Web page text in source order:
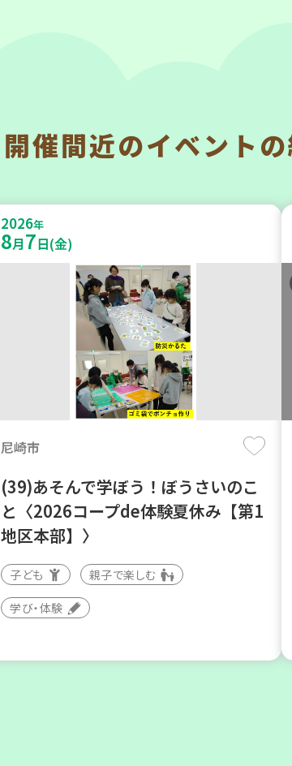
神戸市東灘区
【第3地区本部】住み慣れた地域で
暮らしたい 「コープくらしの助け合
いの会」(会場：住吉)
豊中市
しましょう
開催間近のイベント
2026年
8月7日(金)
尼崎市
(39)あそんで学ぼう！ぼうさいのこ
と〈2026コープde体験夏休み【第1
地区本部】〉
子ども 親子で楽しむ
学び・体験